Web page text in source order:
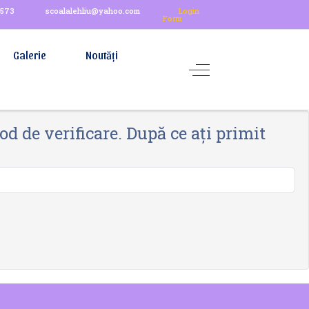
scoalalehliu@yahoo.com Login
Form
Galerie Noutăți
de verificare. După ce ați primit